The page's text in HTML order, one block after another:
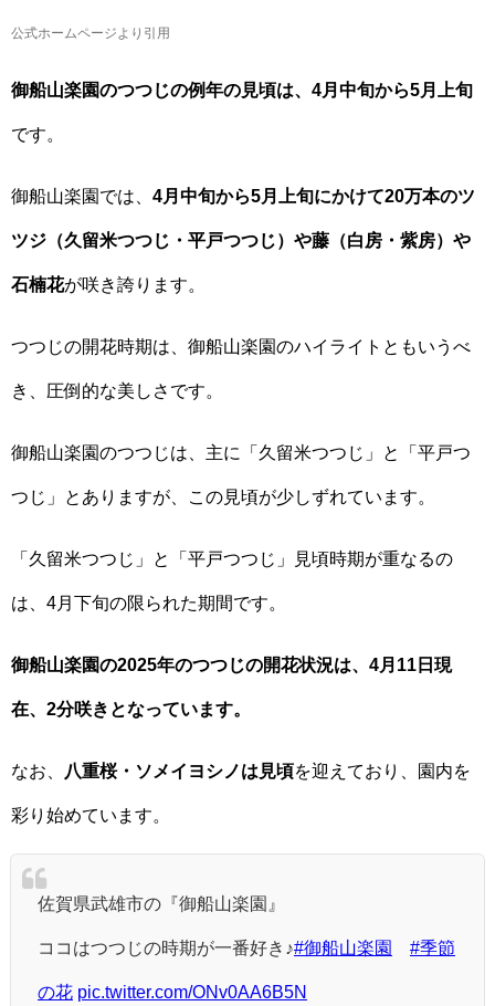
公式ホームページより引用
御船山楽園のつつじの例年の見頃は、4月中旬から5月上旬
です。
御船山楽園では、 4月中旬から5月上旬にかけて20万本のツ
ツジ（久留米つつじ・平戸つつじ）や藤（白房・紫房）や
石楠花が咲き誇ります。
つつじの開花時期は、御船山楽園のハイライトともいうべ
き、圧倒的な美しさです。
御船山楽園のつつじは、主に「久留米つつじ」と「平戸つ
つじ」とありますが、この見頃が少しずれています。
「久留米つつじ」と「平戸つつじ」見頃時期が重なるの
は、4月下旬の限られた期間です。
御船山楽園の2025年のつつじの開花状況は、4月11日現
在、2分咲きとなっています。
なお、 八重桜・ソメイヨシノは見頃を迎えており、園内を
彩り始めています。
佐賀県武雄市の『御船山楽園』
ココはつつじの時期が一番好き♪#御船山楽園 #季節
の花 pic.twitter.com/ONv0AA6B5N